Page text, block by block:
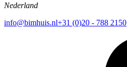
Nederland
info@bimhuis.nl+31 (0)20 - 788 2150